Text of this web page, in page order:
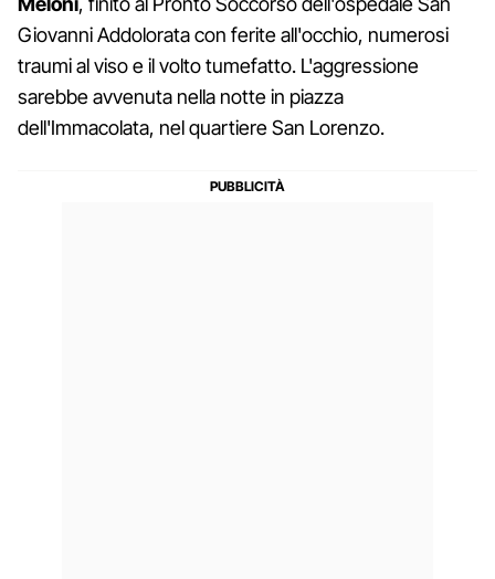
Giovanni Addolorata con ferite all'occhio, numerosi
traumi al viso e il volto tumefatto. L'aggressione
sarebbe avvenuta nella notte in piazza
dell'Immacolata, nel quartiere San Lorenzo.